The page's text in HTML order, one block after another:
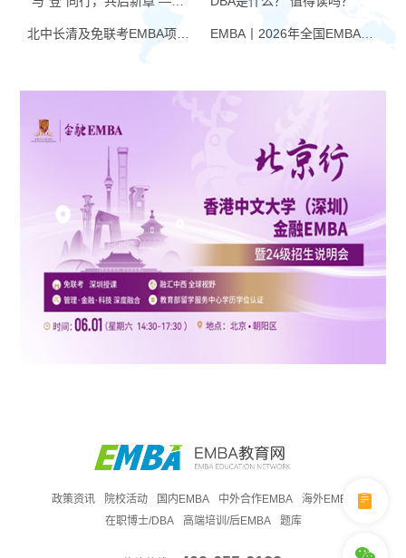
北中长清及免联考EMBA项目申请时间汇总（4月篇） EMBA丨2026年全国EMBA学费汇总
政策资讯 院校活动 国内EMBA 中外合作EMBA
海外EMBA
在职博士/DBA
高端培训/后EMBA 题库